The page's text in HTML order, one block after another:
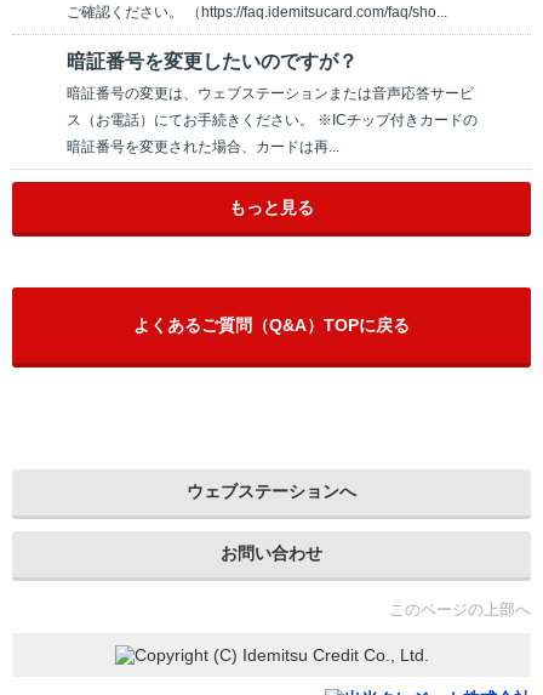
ご確認ください。 （https://faq.idemitsucard.com/faq/sho...
暗証番号を変更したいのですが？
暗証番号の変更は、ウェブステーションまたは音声応答サービ
ス（お電話）にてお手続きください。 ※ICチップ付きカードの
暗証番号を変更された場合、カードは再...
もっと見る
よくあるご質問（Q&A）TOPに戻る
ウェブステーションへ
お問い合わせ
このページの上部へ